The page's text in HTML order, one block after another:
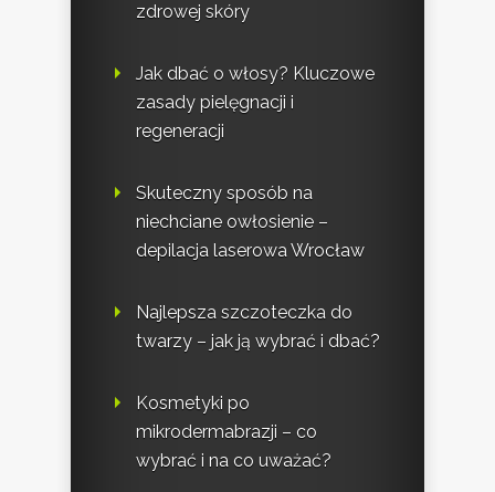
zdrowej skóry
Jak dbać o włosy? Kluczowe
zasady pielęgnacji i
regeneracji
Skuteczny sposób na
niechciane owłosienie –
depilacja laserowa Wrocław
Najlepsza szczoteczka do
twarzy – jak ją wybrać i dbać?
Kosmetyki po
mikrodermabrazji – co
wybrać i na co uważać?